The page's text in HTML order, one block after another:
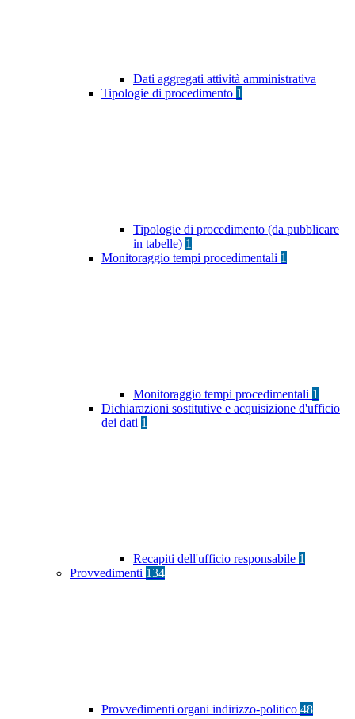
Dati aggregati attività amministrativa
Tipologie di procedimento 1
Tipologie di procedimento (da pubblicare
in tabelle) 1
Monitoraggio tempi procedimentali 1
Monitoraggio tempi procedimentali 1
Dichiarazioni sostitutive e acquisizione d'ufficio
dei dati 1
Recapiti dell'ufficio responsabile 1
Provvedimenti 134
Provvedimenti organi indirizzo-politico 48